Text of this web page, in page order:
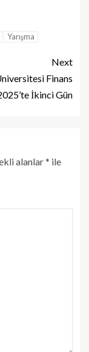
Yarışma
Next
Finans
İkinci Gün
alanlar* ile